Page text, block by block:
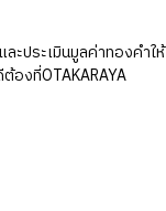
ะประเมินมูลค่าทองคำให้
องที่OTAKARAYA